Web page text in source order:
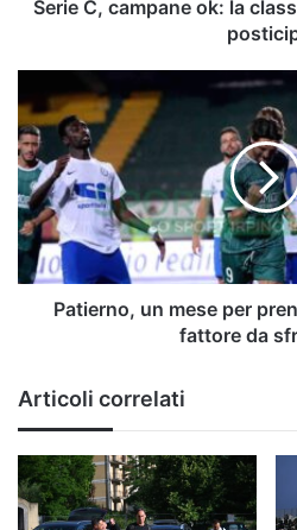
posticipi
Serie C, campane ok: la
un
mese
per
prendersi
il
lupo.
Con
un
fattorePatierno, un mese per
fattore da
Articoli correlati